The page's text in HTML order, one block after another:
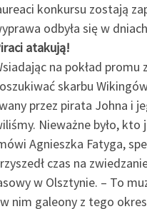
konkursu zostają
odbyła się w
atakują!
na pokład
skarbu
przez pirata Johna i
Nieważne było,
Agnieszka Fatyga,
czas na
w Olsztynie. – To
nim galeony z tego